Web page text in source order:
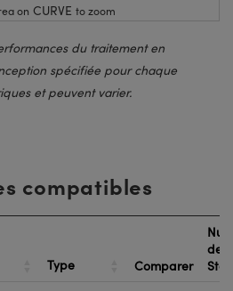
on CURVE to zoom
du traitement en
spécifiée pour chaque
et peuvent varier.
compatibles
Type Comparer
de